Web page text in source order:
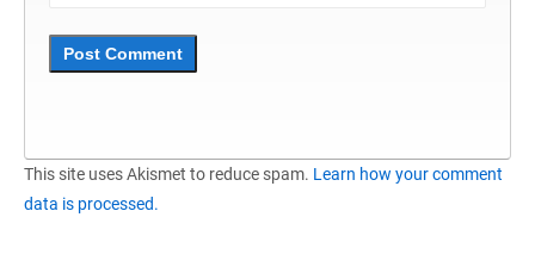
This site uses Akismet to reduce spam. Learn how your comment
data is processed.